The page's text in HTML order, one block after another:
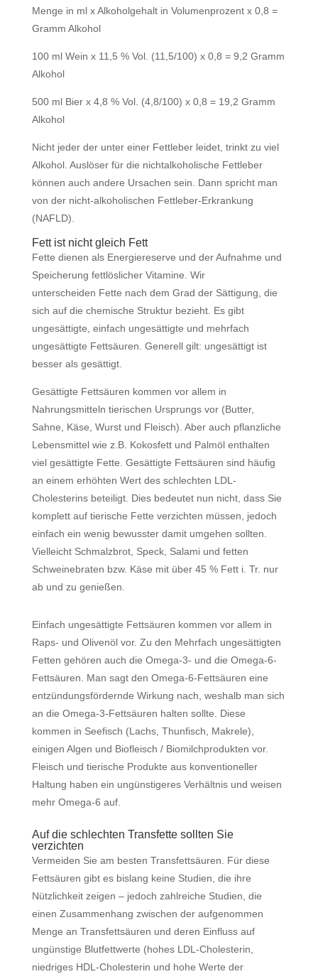
Menge in ml x Alkoholgehalt in Volumenprozent x 0,8 =
Gramm Alkohol
100 ml Wein x 11,5 % Vol. (11,5/100) x 0,8 = 9,2 Gramm
Alkohol
500 ml Bier x 4,8 % Vol. (4,8/100) x 0,8 = 19,2 Gramm
Alkohol
Nicht jeder der unter einer Fettleber leidet, trinkt zu viel
Alkohol. Auslöser für die nichtalkoholische Fettleber
können auch andere Ursachen sein. Dann spricht man
von der nicht-alkoholischen Fettleber-Erkrankung
(NAFLD).
Fett ist nicht gleich Fett
Fette dienen als Energiereserve und der Aufnahme und
Speicherung fettlöslicher Vitamine. Wir
unterscheiden Fette nach dem Grad der Sättigung, die
sich auf die chemische Struktur bezieht. Es gibt
ungesättigte, einfach ungesättigte und mehrfach
ungesättigte Fettsäuren. Generell gilt: ungesättigt ist
besser als gesättigt.
Gesättigte Fettsäuren kommen vor allem in
Nahrungsmitteln tierischen Ursprungs vor (Butter,
Sahne, Käse, Wurst und Fleisch). Aber auch pflanzliche
Lebensmittel wie z.B. Kokosfett und Palmöl enthalten
viel gesättigte Fette. Gesättigte Fettsäuren sind häufig
an einem erhöhten Wert des schlechten LDL-
Cholesterins beteiligt. Dies bedeutet nun nicht, dass Sie
komplett auf tierische Fette verzichten müssen, jedoch
einfach ein wenig bewusster damit umgehen sollten.
Vielleicht Schmalzbrot, Speck, Salami und fetten
Schweinebraten bzw. Käse mit über 45 % Fett i. Tr. nur
ab und zu genießen.
Einfach ungesättigte Fettsäuren kommen vor allem in
Raps- und Olivenöl vor. Zu den Mehrfach ungesättigten
Fetten gehören auch die Omega-3- und die Omega-6-
Fettsäuren. Man sagt den Omega-6-Fettsäuren eine
entzündungsfördernde Wirkung nach, weshalb man sich
an die Omega-3-Fettsäuren halten sollte. Diese
kommen in Seefisch (Lachs, Thunfisch, Makrele),
einigen Algen und Biofleisch / Biomilchprodukten vor.
Fleisch und tierische Produkte aus konventioneller
Haltung haben ein ungünstigeres Verhältnis und weisen
mehr Omega-6 auf.
Auf die schlechten Transfette sollten Sie
verzichten
Vermeiden Sie am besten Transfettsäuren. Für diese
Fettsäuren gibt es bislang keine Studien, die ihre
Nützlichkeit zeigen – jedoch zahlreiche Studien, die
einen Zusammenhang zwischen der aufgenommen
Menge an Transfettsäuren und deren Einfluss auf
ungünstige Blutfettwerte (hohes LDL-Cholesterin,
niedriges HDL-Cholesterin und hohe Werte der